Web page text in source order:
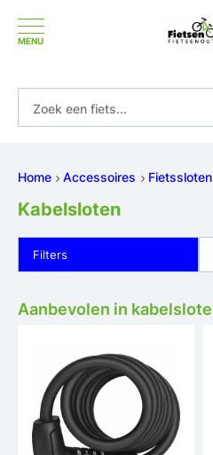
MENU
Home Accessoires Fietssloten
Kabelsloten
Filters
Aanbevolen in